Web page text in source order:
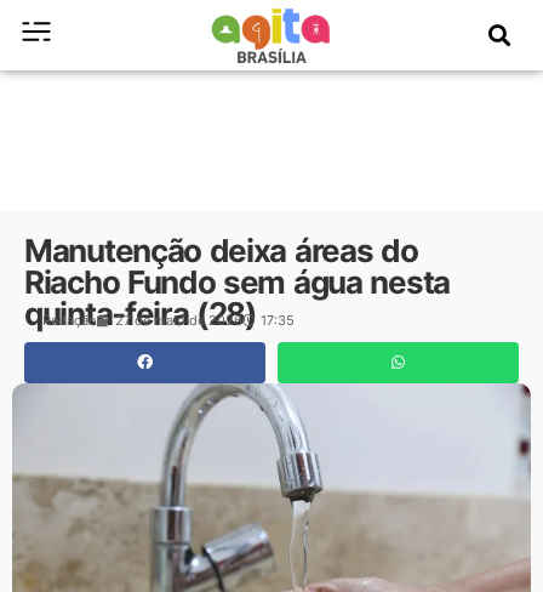
Manutenção deixa áreas do
Riacho Fundo sem água nesta
quinta-feira (28)
Redação 27 de maio de 2026 17:35